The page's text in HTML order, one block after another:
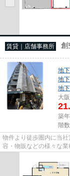
賃貸｜店舗事務所 創
地
地
地
大
築
階
物件より徒歩圏内に当
容・物販などの様々な業
尚、弊社ではおとり広